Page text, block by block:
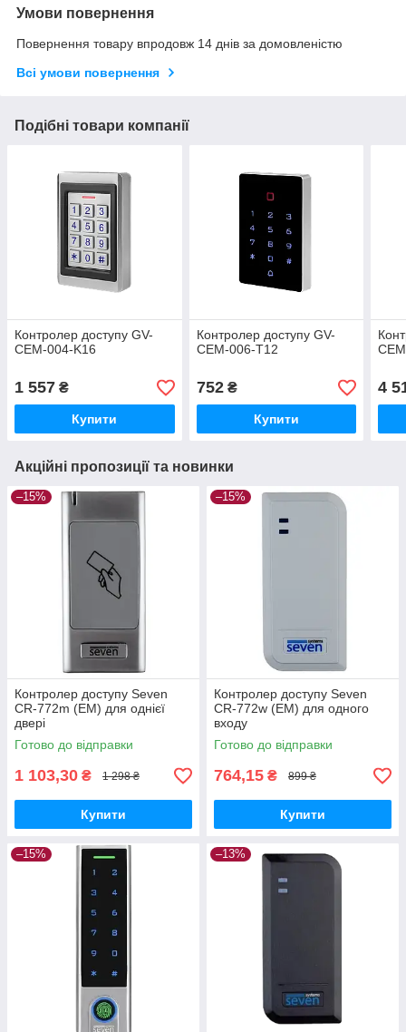
Умови повернення
Повернення товару впродовж 14 днів за домовленістю
Всі умови повернення
Подібні товари компанії
Контролер доступу GV-
CEM-004-K16
1 557 ₴
Купити
Контролер доступу GV-
CEM-006-T12
752₴
Купити
4
Акційні пропозиції та новинки
–15%
Контролер доступу Seven
CR-772m (EM) для однієї
двері
Готово до відправки
1 103,30 ₴ 1 298 ₴
Купити
–15%
Контролер доступу Seven
CR-772w (EM) для одного
входу
Готово до відправки
764,15 ₴ 899 ₴
Купити
–15% –13%